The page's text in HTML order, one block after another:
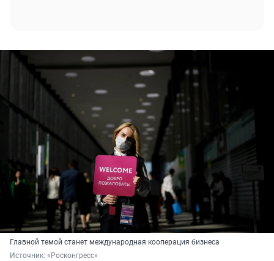
Главной темой станет международная кооперация бизнеса
Источник: «Росконгресс»